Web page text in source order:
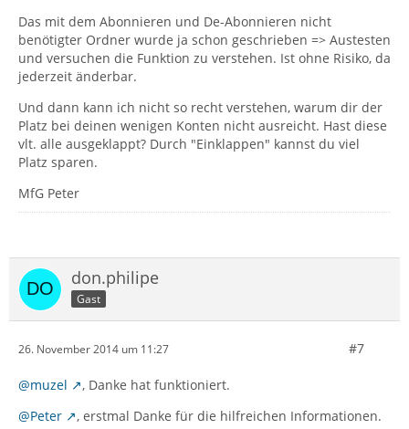
Das mit dem Abonnieren und De-Abonnieren nicht
benötigter Ordner wurde ja schon geschrieben => Austesten
und versuchen die Funktion zu verstehen. Ist ohne Risiko, da
jederzeit änderbar.
Und dann kann ich nicht so recht verstehen, warum dir der
Platz bei deinen wenigen Konten nicht ausreicht. Hast diese
vlt. alle ausgeklappt? Durch "Einklappen" kannst du viel
Platz sparen.
MfG Peter
don.philipe
Gast
26. November 2014 um 11:27 #7
@muzel
, Danke hat funktioniert.
@Peter
, erstmal Danke für die hilfreichen Informationen.